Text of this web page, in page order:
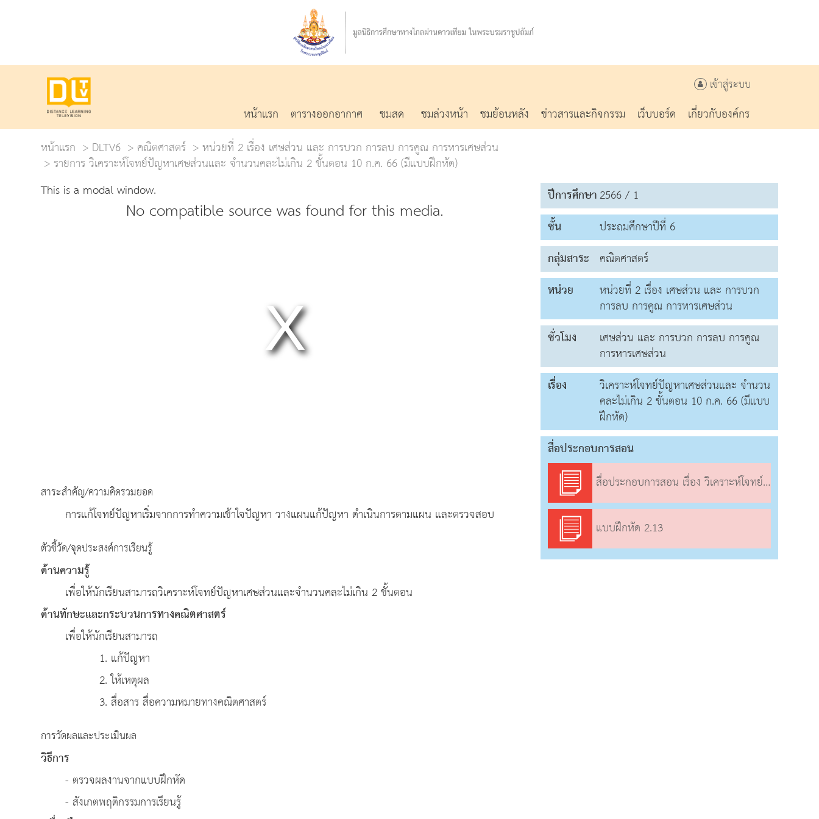
เข้าสู่ระบบ
หน้าแรก ตารางออกอากาศ ชมสด ชมล่วงหน้า ชมย้อนหลัง ข่าวสารและกิจกรรม เว็บบอร์ด
เกี่ยวกับองค์กร
หน้าแรก
DLTV6 คณิตศาสตร์ หน่วยที่ 2 เรื่อง เศษส่วน และ การบวก การลบ การคูณ การหารเศษส่วน
รายการ วิเคราะห์โจทย์ปัญหาเศษส่วนและ จำนวนคละไม่เกิน 2 ขั้นตอน 10 ก.ค. 66 (มีแบบฝึกหัด)
This is a modal window.
No compatible source was found for this media.
สาระสำคัญ/ความคิดรวมยอด
การแก้โจทย์ปัญหาเริ่มจากการทำความเข้าใจปัญหา วางแผนแก้ปัญหา ดำเนินการตามแผน และตรวจสอบ
ตัวชี้วัด/จุดประสงค์การเรียนรู้
ด้านความรู้
เพื่อให้นักเรียนสามารถวิเคราะห์โจทย์ปัญหาเศษส่วนและจำนวนคละไม่เกิน 2 ขั้นตอน
ด้านทักษะและกระบวนการทางคณิตศาสตร์
เพื่อให้นักเรียนสามารถ
1. แก้ปัญหา
2. ให้เหตุผล
3. สื่อสาร สื่อความหมายทางคณิตศาสตร์
การวัดผลและประเมินผล
วิธีการ
- ตรวจผลงานจากแบบฝึกหัด
- สังเกตพฤติกรรมการเรียนรู้
ปีการศึกษา2566 / 1
ชั้น
ประถมศึกษาปีที่ 6
กลุ่มสาระ คณิตศาสตร์
หน่วย
หน่วยที่ 2 เรื่อง เศษส่วน และ การบวก
การลบ การคูณ การหารเศษส่วน
ชั่วโมง
เศษส่วน และ การบวก การลบ การคูณ
การหารเศษส่วน
เรื่อง
วิเคราะห์โจทย์ปัญหาเศษส่วนและ จำนวน
คละไม่เกิน 2 ขั้นตอน 10 ก.ค. 66 (มีแบบ
ฝึกหัด)
สื่อประกอบการสอน
สื่อประกอบการสอน เรื่อง วิเคราะห์โจทย์ปัญหาเศษส่วนและ จำนวนคละไม่เกิน 2 ขั้นตอน
แบบฝึกหัด 2.13